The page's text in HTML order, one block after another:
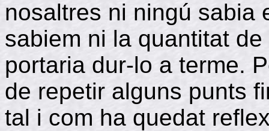
nosaltres ni ningú sabia
sabiem ni la quantitat
portaria dur-lo a terme.
de repetir alguns punts
tal i com ha quedat